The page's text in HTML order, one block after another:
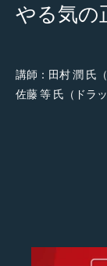
やる気の
講師：田村 潤 氏（
佐藤 等 氏（ ドラ